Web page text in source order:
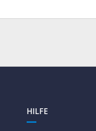
HILFE